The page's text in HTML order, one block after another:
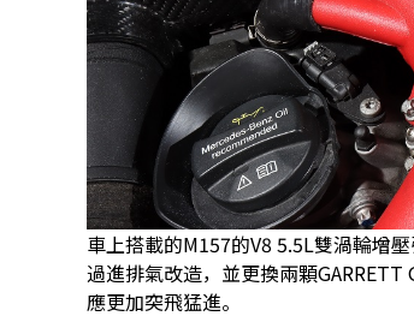
車上搭載的M157的V8 5.5L雙渦輪增
過進排氣改造，並更換兩顆
應更加突飛猛進。